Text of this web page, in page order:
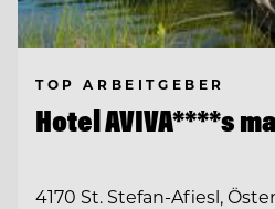
TOP ARBEITGEBER
Hotel AVIVA****s
4170 St. Stefan-Afiesl,